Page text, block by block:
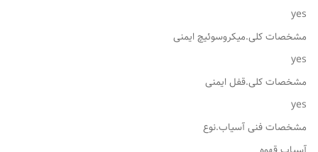
yes
مشخصات کلی.میکروسوئیچ ایمنی
yes
مشخصات کلی.قفل ایمنی
yes
مشخصات فنی آسیاب.نوع